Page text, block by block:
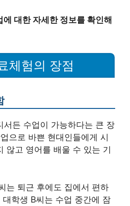
대한 자세한 정보를 확인해
체험의 장점
서든 수업이 가능하다는 큰 장
으로 바쁜 현대인들에게 시
않고 영어를 배울 수 있는 기
는 퇴근 후에도 집에서 편하
학생 B씨는 수업 중간에 잠